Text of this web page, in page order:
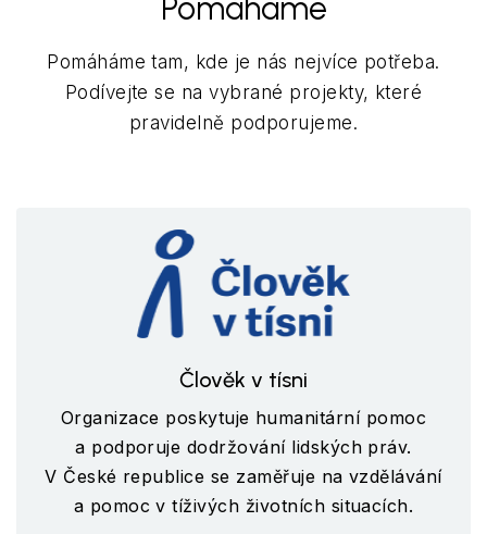
Pomáháme
Pomáháme tam, kde je nás nejvíce potřeba.
Podívejte se na vybrané projekty, které
pravidelně podporujeme.
Člověk v tísni
Organizace poskytuje humanitární pomoc
a podporuje dodržování lidských práv.
V České republice se zaměřuje na vzdělávání
a pomoc v tíživých životních situacích.